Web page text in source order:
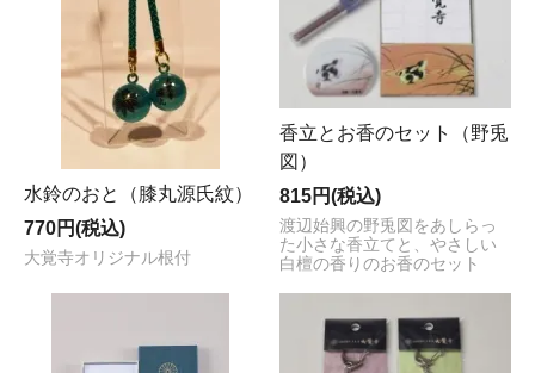
水鈴のおと（膝丸源氏紋）
770円(税込)
大覚寺オリジナル根付
香立とお香のセット（野兎
図）
815円(税込)
渡辺始興の野兎図をあしらっ
た小さな香立てと、やさしい
白檀の香りのお香のセット